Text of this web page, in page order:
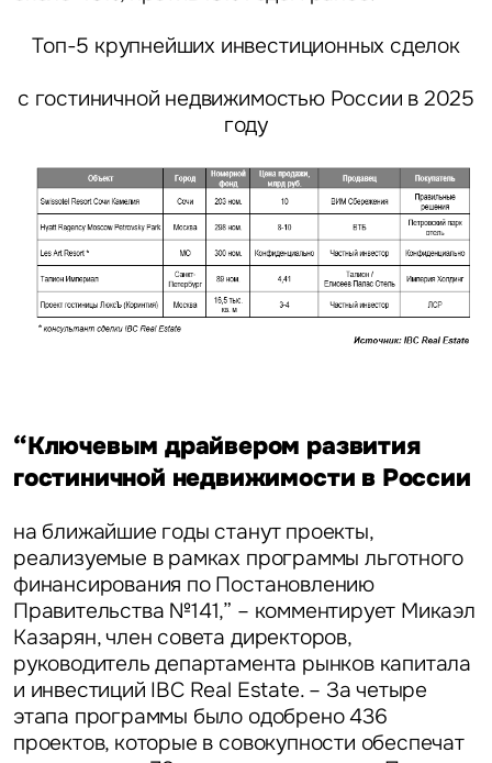
Топ-5 крупнейших инвестиционных сделок
с гостиничной недвижимостью России в 2025
году
“Ключевым драйвером развития
гостиничной недвижимости в России
на ближайшие годы станут проекты,
реализуемые в рамках программы льготного
финансирования по Постановлению
Правительства №141,” – комментирует Микаэл
Казарян, член совета директоров,
руководитель департамента рынков капитала
и инвестиций IBC Real Estate. – За четыре
этапа программы было одобрено 436
проектов, которые в совокупности обеспечат